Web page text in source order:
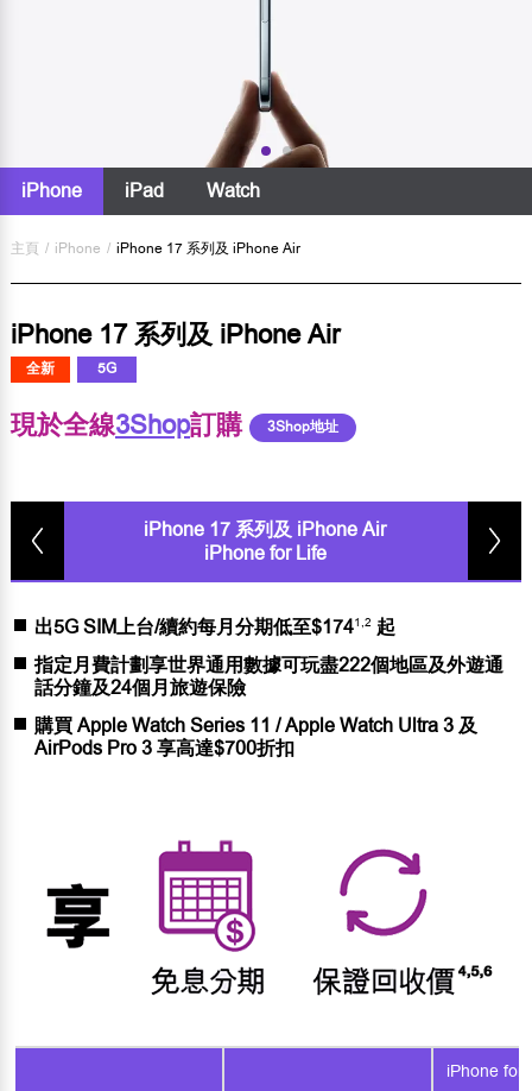
iPhone iPad Watch
主頁 / iPhone / iPhone 17 系列及 iPhone Air
iPhone 17 系列及 iPhone Air
全新 5G
現於全線3Shop訂購 3Shop地址
iPhone 17 系列及 iPhone Air
iPhone for Life
出5G SIM上台/續約每月分期低至$1741,2 起
指定月費計劃享世界通用數據可玩盡222個地區及外遊通
話分鐘及24個月旅遊保險
購買 Apple Watch Series 11 / Apple Watch Ultra 3 及
AirPods Pro 3 享高達$700折扣
iPhone for